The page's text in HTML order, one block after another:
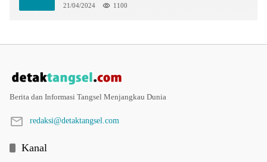
21/04/2024 1100
Berita dan Informasi Tangsel Menjangkau Dunia
redaksi@detaktangsel.com
Kanal